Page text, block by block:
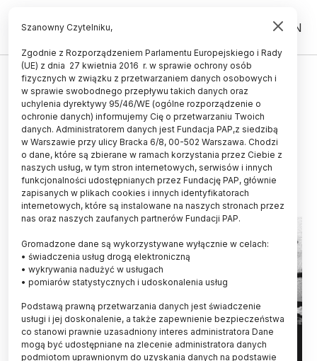
PL EN
HISTORIA I KULTURA
100 lat temu Sejm Ustawodawczy
podjął decyzję o budowie portu w
Gdyni
23.09.2022
aktualizacja: 23.09.2022
7 minut czytania
Szanowny Czytelniku,
Zgodnie z Rozporządzeniem Parlamentu Europejskiego i Rady
(UE) z dnia 27 kwietnia 2016 r. w sprawie ochrony osób
fizycznych w związku z przetwarzaniem danych osobowych i
w sprawie swobodnego przepływu takich danych oraz
uchylenia dyrektywy 95/46/WE (ogólne rozporządzenie o
ochronie danych) informujemy Cię o przetwarzaniu Twoich
danych. Administratorem danych jest Fundacja PAP,z siedzibą
w Warszawie przy ulicy Bracka 6/8, 00-502 Warszawa. Chodzi
o dane, które są zbierane w ramach korzystania przez Ciebie z
naszych usług, w tym stron internetowych, serwisów i innych
funkcjonalności udostępnianych przez Fundację PAP, głównie
zapisanych w plikach cookies i innych identyfikatorach
internetowych, które są instalowane na naszych stronach przez
nas oraz naszych zaufanych partnerów Fundacji PAP.
Gromadzone dane są wykorzystywane wyłącznie w celach:
• świadczenia usług drogą elektroniczną
• wykrywania nadużyć w usługach
• pomiarów statystycznych i udoskonalenia usług
Podstawą prawną przetwarzania danych jest świadczenie
usługi i jej doskonalenie, a także zapewnienie bezpieczeństwa
co stanowi prawnie uzasadniony interes administratora Dane
mogą być udostępniane na zlecenie administratora danych
podmiotom uprawnionym do uzyskania danych na podstawie